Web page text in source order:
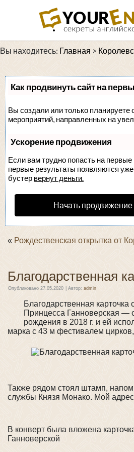
Вы находитесь: Главная >
Как продвинуть сайт на
Вы создали или только планируете
мероприятий, направленных на
Ускорение продвижения
Если вам трудно попасть на
первые результаты появляются
бустер вернут деньги.
Начать продвижение
« Рождественская открытка от
Благодарственная
Опубликовано 27.05.2020 Автор: admin
Благодарственная
Принцесса Ганноверская —
рождения в 2018 г. и ей
марка с 43 м фестивалем
Также рядом стоял штамп,
службы Князя Монако. Мой
В конверт была вложена
Ганноверской